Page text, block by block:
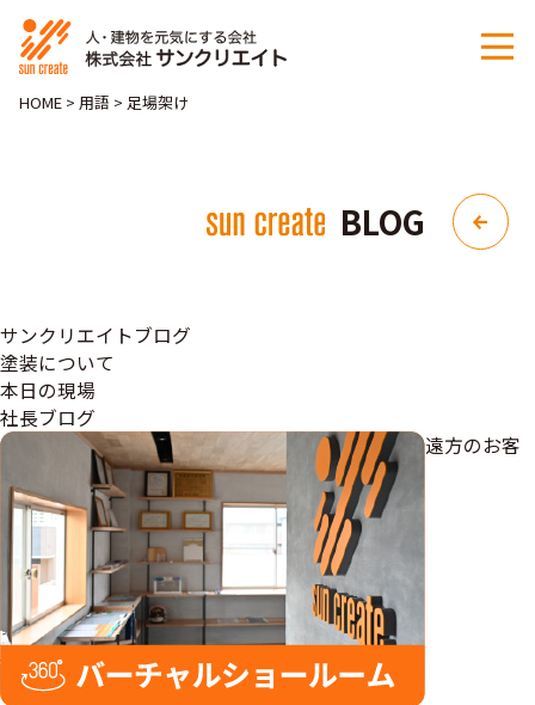
HOME> 用語 > 足場架け
BLOG
サンクリエイトブログ
塗装について
本日の現場
社長ブログ
遠方のお客